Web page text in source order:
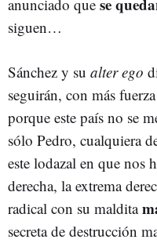
anunciado que se
siguen…
Sánchez y su alter ego
seguirán, con más
porque este país no se
sólo Pedro, cualquiera
este lodazal en que nos
derecha, la extrema
radical con su maldita
secreta de destrucción